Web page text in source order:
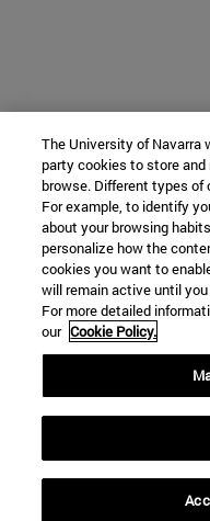
The University of Navarra
party cookies to store
browse. Different types of
For example, to identify
about your browsing
personalize how the
cookies you want to
will remain active until
For more detailed
our Cookie Policy.